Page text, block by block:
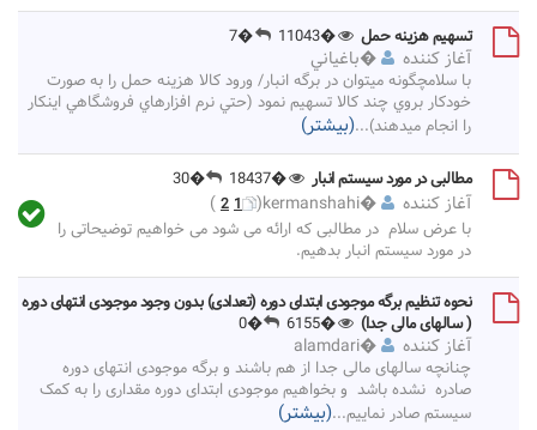
تسهيم هزينه حمل �11043
�7
آغاز کننده �باغياني
با سلامچگونه ميتوان در برگه انبار/ ورود كالا هزينه حمل را به صورت
خودكار بروي چند كالا تسهيم نمود (حتي نرم افزارهاي فروشگاهي اينكار
را انجام ميدهند)...(بیشتر)
مطالبی در مورد سیستم انبار �18437
�30
آغاز کننده �
kermanshahi
(
1
2
)
با عرض سلام در مطالبی که ارائه می شود می خواهیم توضیحاتی را
در مورد سیستم انبار بدهیم.
نحوه تنظیم برگه موجودی ابتدای دوره (تعدادی) بدون وجود موجودی انتهای دوره
( سالهای مالی جدا)
�6155
�0
آغاز کننده �
alamdari
چنانچه سالهای مالی جدا از هم باشند و برگه موجودی انتهای دوره
صادره نشده باشد و بخواهیم موجودی ابتدای دوره مقداری را به کمک
سیستم صادر نماییم...(بیشتر)